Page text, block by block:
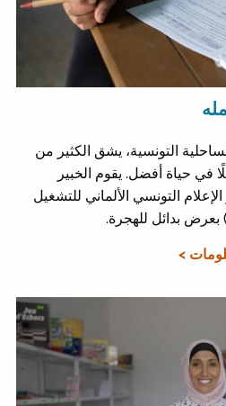
التونسية، يشق الكثير من
في حياة أفضل. يقوم الخبير
التونسي الألماني للتشغيل
>